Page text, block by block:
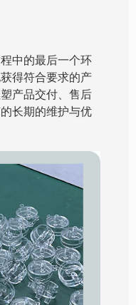
中的最后一个环
得符合要求的产
产品交付、售后
长期的维护与优